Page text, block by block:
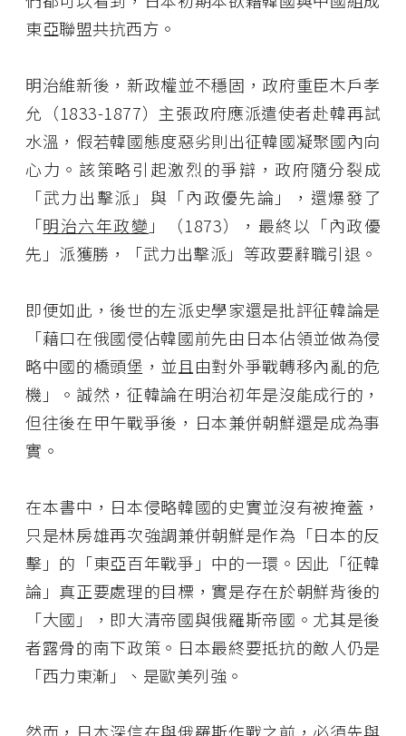
東亞聯盟共抗西方。
明治維新後，新政權並不穩固，政府重臣木戶孝
允（1833-1877）主張政府應派遣使者赴韓再試
水溫，假若韓國態度惡劣則出征韓國凝聚國內向
心力。該策略引起激烈的爭辯，政府隨分裂成
「武力出擊派」與「內政優先論」，還爆發了
「明治六年政變 」（1873），最終以「內政優
先」派獲勝，「武力出擊派」等政要辭職引退。
即便如此，後世的左派史學家還是批評征韓論是
「藉口在俄國侵佔韓國前先由日本佔領並做為侵
略中國的橋頭堡，並且由對外爭戰轉移內亂的危
機」。誠然，征韓論在明治初年是沒能成行的，
但往後在甲午戰爭後，日本兼併朝鮮還是成為事
實。
在本書中，日本侵略韓國的史實並沒有被掩蓋，
只是林房雄再次強調兼併朝鮮是作為「日本的反
擊」的「東亞百年戰爭」中的一環。因此「征韓
論」真正要處理的目標，實是存在於朝鮮背後的
「大國」，即大清帝國與俄羅斯帝國。尤其是後
者露骨的南下政策。日本最終要抵抗的敵人仍是
「西力東漸」、是歐美列強。